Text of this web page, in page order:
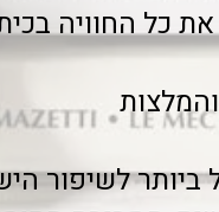
כל החוויה
ביותר לשיפור